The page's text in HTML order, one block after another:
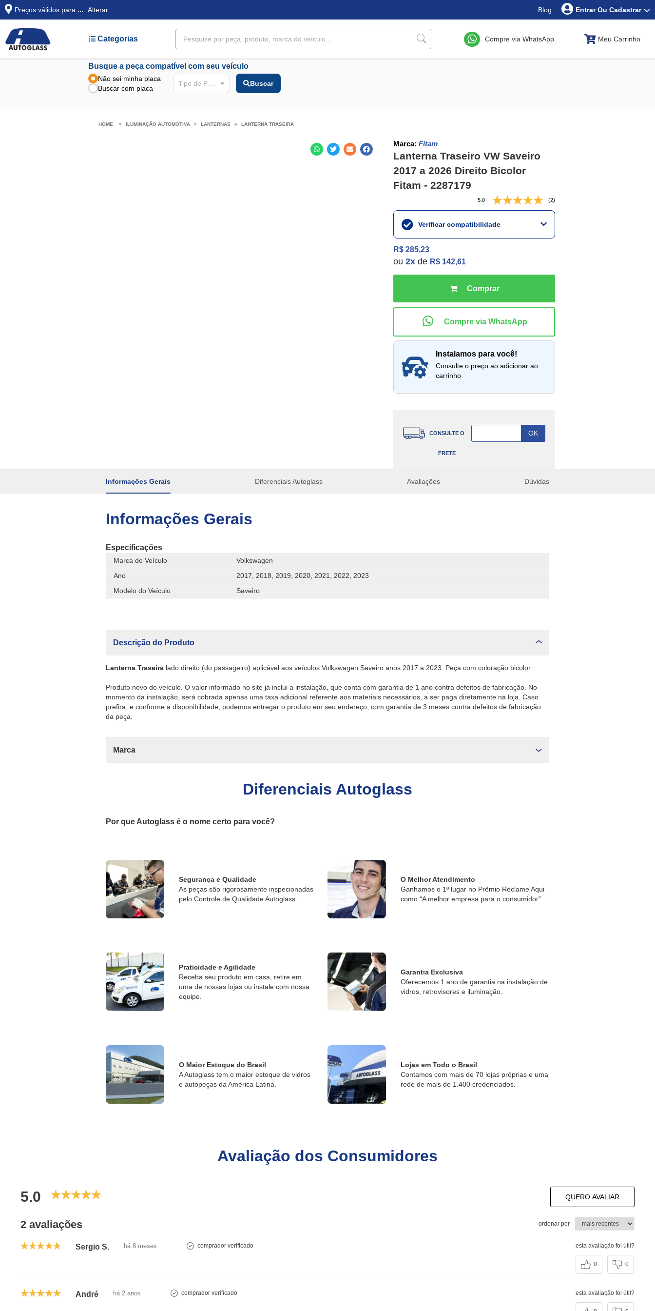
Preços válidos para ... Alterar Blog Entrar Ou Cadastrar
Categorias Compre via WhatsApp Meu Carrinho
Busque a peça compatível com seu veículo
Não sei minha placa
Buscar com placa
Tipo de Peça Buscar
ILUMINAÇÃO AUTOMOTIVA LANTERNAS LANTERNA TRASEIRA
Marca: Fitam
Lanterna Traseiro VW Saveiro
2017 a 2026 Direito Bicolor
Fitam - 2287179
5.0 (2)
Verificar compatibilidade
R$ 285,23
ou2x de R$ 142,61
instalamos para você!
Consulte o preço ao adicionar ao
carrinho
CONSULTE O
FRETE
Informações Gerais Diferenciais Autoglass Avaliações Dúvidas
Informações Gerais
Especificações
Marca do Veículo
Volkswagen
Ano
2017, 2018, 2019, 2020, 2021, 2022, 2023
Modelo do Veículo
Saveiro
Descrição do Produto
Lanterna Traseira lado direito (do passageiro) aplicável aos veículos Volkswagen Saveiro anos 2017 a 2023. Peça com coloração bicolor.
Produto novo do veículo. O valor informado no site já inclui a instalação, que conta com garantia de 1 ano contra defeitos de fabricação. No
momento da instalação, será cobrada apenas uma taxa adicional referente aos materiais necessários, a ser paga diretamente na loja. Caso
prefira, e conforme a disponibilidade, podemos entregar o produto em seu endereço, com garantia de 3 meses contra defeitos de fabricação
da peça.
Marca
Diferenciais Autoglass
Por que Autoglass é o nome certo para você?
Segurança e Qualidade
As peças são rigorosamente inspecionadas
pelo Controle de Qualidade Autoglass.
O Melhor Atendimento
Ganhamos o 1º lugar no Prêmio Reclame Aqui
como “A melhor empresa para o consumidor”.
Praticidade e Agilidade
Receba seu produto em casa, retire em
uma de nossas lojas ou instale com nossa
equipe.
Garantia Exclusiva
Oferecemos 1 ano de garantia na instalação de
vidros, retrovisores e iluminação.
O Maior Estoque do Brasil
A Autoglass tem o maior estoque de vidros
e autopeças da América Latina.
Lojas em Todo o Brasil
Contamos com mais de 70 lojas próprias e uma
rede de mais de 1.400 credenciados.
Avaliação dos Consumidores
5.0 QUERO AVALIAR
2 avaliações ordenar por
Sergio S. há 8 meses comprador verificado esta avaliação foi útil?
0 0
André há 2 anos comprador verificado esta avaliação foi útil?